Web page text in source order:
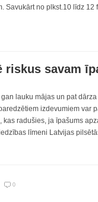
Savukārt no plkst.10 līdz
savam
lauku mājas un pat
izdevumiem var
kas radušies, ja īpašums
līmeni Latvijas
0